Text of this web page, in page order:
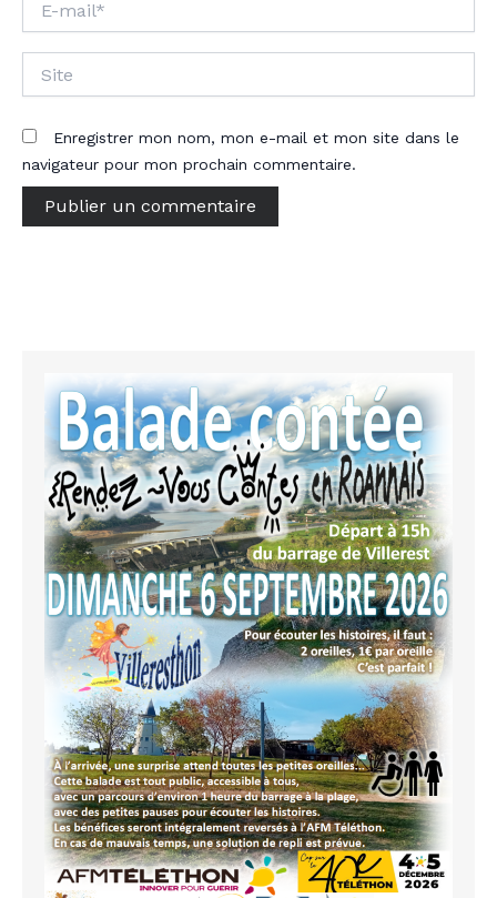
mail*
Enregistrer mon nom, mon e-mail et mon site dans le
navigateur pour mon prochain commentaire.